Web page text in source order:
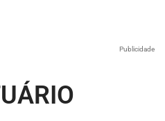
Publicidade